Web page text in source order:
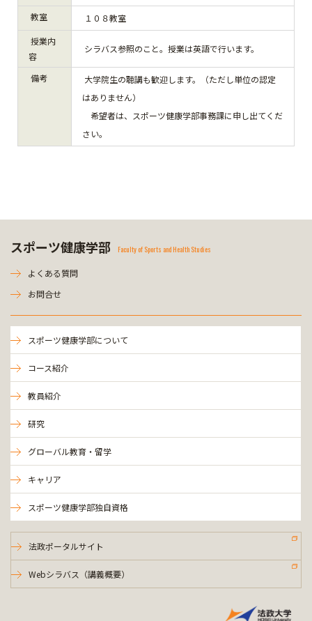
教室
１０８教室
授業内
容
シラバス参照のこと。授業は英語で行います。
備考
大学院生の聴講も歓迎します。（ただし単位の認定
はありません）
希望者は、スポーツ健康学部事務課に申し出てくだ
さい。
スポーツ健康学部 Faculty of Sports and Health Studies
よくある質問
お問合せ
スポーツ健康学部について
コース紹介
教員紹介
研究
グローバル教育・留学
キャリア
スポーツ健康学部独自資格
法政ポータルサイト
Webシラバス（講義概要）